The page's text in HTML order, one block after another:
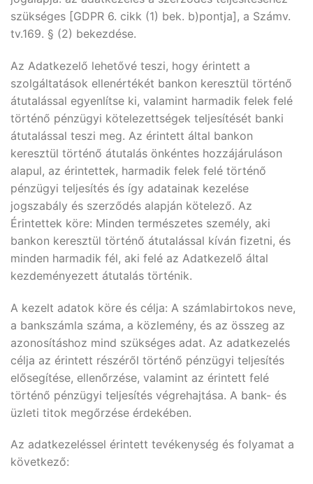
szükséges [GDPR 6. cikk (1) bek. b)pontja], a Számv.
tv.169. § (2) bekezdése.
Az Adatkezelő lehetővé teszi, hogy érintett a
szolgáltatások ellenértékét bankon keresztül történő
átutalással egyenlítse ki, valamint harmadik felek felé
történő pénzügyi kötelezettségek teljesítését banki
átutalással teszi meg. Az érintett által bankon
keresztül történő átutalás önkéntes hozzájáruláson
alapul, az érintettek, harmadik felek felé történő
pénzügyi teljesítés és így adatainak kezelése
jogszabály és szerződés alapján kötelező. Az
Érintettek köre: Minden természetes személy, aki
bankon keresztül történő átutalással kíván fizetni, és
minden harmadik fél, aki felé az Adatkezelő által
kezdeményezett átutalás történik.
A kezelt adatok köre és célja: A számlabirtokos neve,
a bankszámla száma, a közlemény, és az összeg az
azonosításhoz mind szükséges adat. Az adatkezelés
célja az érintett részéről történő pénzügyi teljesítés
elősegítése, ellenőrzése, valamint az érintett felé
történő pénzügyi teljesítés végrehajtása. A bank- és
üzleti titok megőrzése érdekében.
Az adatkezeléssel érintett tevékenység és folyamat a
következő: